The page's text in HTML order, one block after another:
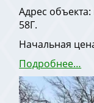
Адрес
58Г.
Начальная
Подробнее…